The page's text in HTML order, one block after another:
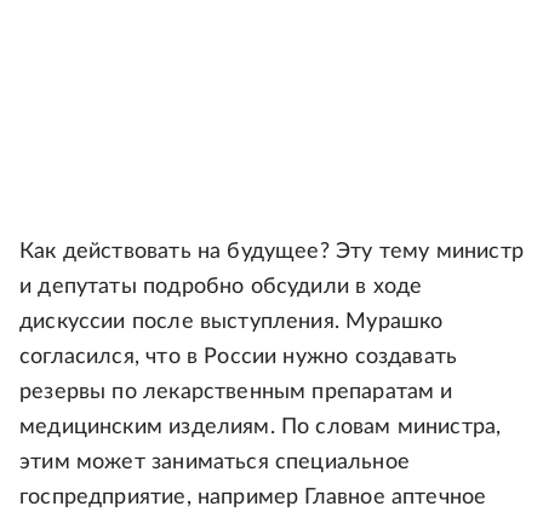
Как действовать на будущее? Эту тему министр
и депутаты подробно обсудили в ходе
дискуссии после выступления. Мурашко
согласился, что в России нужно создавать
резервы по лекарственным препаратам и
медицинским изделиям. По словам министра,
этим может заниматься специальное
госпредприятие, например Главное аптечное